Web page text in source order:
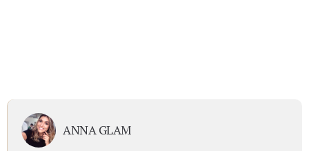
ANNA GLAM